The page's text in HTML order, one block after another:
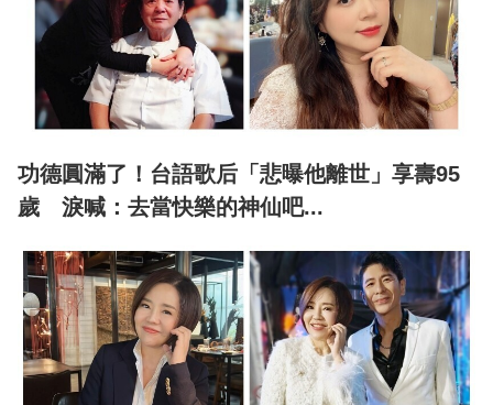
功德圓滿了！台語歌后「悲曝他離世」享壽95
歲 淚喊：去當快樂的神仙吧...